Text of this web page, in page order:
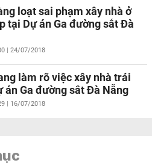
loạt sai phạm xây nhà ở
tại Dự án Ga đường sắt Đà
| 24/07/2018
làm rõ việc xây nhà trái
án Ga đường sắt Đà Nẵng
| 16/07/2018